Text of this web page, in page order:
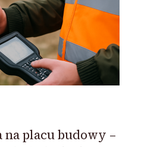
placu budowy –